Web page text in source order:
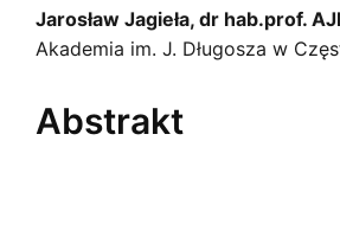
Main
Article
Content
Jarosław Jagieła, dr hab.prof.
Akademia im. J. Długosza w
Abstrakt